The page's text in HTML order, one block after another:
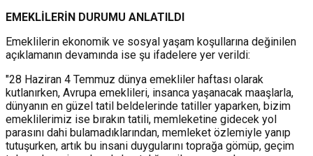
EMEKLİLERİN DURUMU ANLATILDI
Emeklilerin ekonomik ve sosyal yaşam koşullarına değinilen
açıklamanın devamında ise şu ifadelere yer verildi:
"28 Haziran 4 Temmuz dünya emekliler haftası olarak
kutlanırken, Avrupa emeklileri, insanca yaşanacak maaşlarla,
dünyanın en güzel tatil beldelerinde tatiller yaparken, bizim
emeklilerimiz ise bırakın tatili, memleketine gidecek yol
parasını dahi bulamadıklarından, memleket özlemiyle yanıp
tutuşurken, artık bu insani duygularını toprağa gömüp, geçim